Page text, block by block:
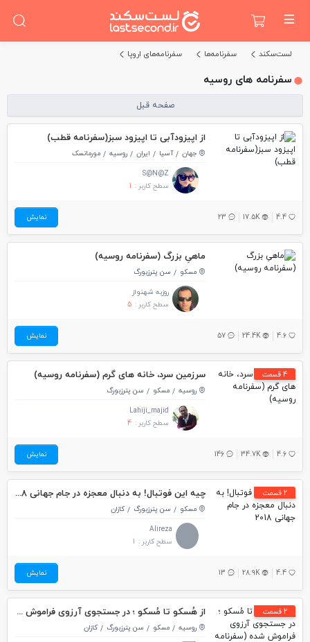
لست‌سکند سفرنامه‌ها سفرنامه‌های اروپا
سفرنامه های روسیه
صفحه قبل
از اپیزودآبی تا اپیزود سبز(سفرنامه قطب)
جهان آسیا ایران روسیه
مورمانسک
S@N@Z
سطح کاربر : 1
4.4
17.5K
23 نمایش
ماهیِ بزرگ (سفرنامه روسیه)
مسکو
سن پترزبورگ
روزبه شهنواز
سطح کاربر : 5
4.6
24.4K
57 نمایش
4 قسمت سرزمین سرد، خانه های گرم (سفرنامه روسیه)
روسیه مسکو
سن پترزبورگ
Lahiji_majid
سطح کاربر : 4
4.6
34.7K
146 نمایش
2 قسمت چیه این فوتبال! به دنبال معجزه در جام جهانی 2018
مسکو سن پترزبورگ
کازان
Alireza
سطح کاربر : 1
4.4
28.9K
13 نمایش
2 قسمت از هُسکو تا مُسکو ؛ در جستجوی آرزوی فراموش شده (سفرنامه روسیه)
روسیه مسکو سن پترزبورگ
کازان